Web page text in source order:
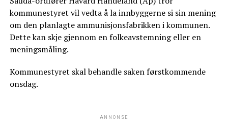
kommunestyret vil vedta å la innbyggerne si sin mening
om den planlagte ammunisjonsfabrikken i kommunen.
Dette kan skje gjennom en folkeavstemning eller en
meningsmåling.
Kommunestyret skal behandle saken førstkommende
onsdag.
ANNONSE